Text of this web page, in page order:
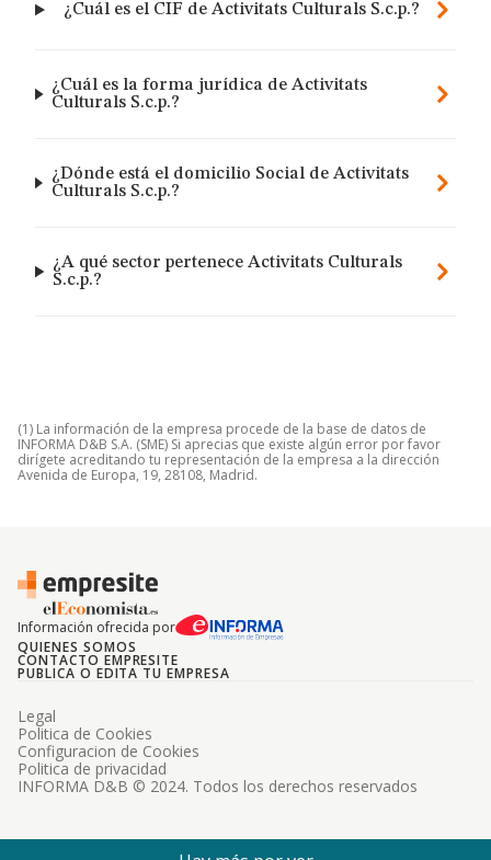
¿Cuál es el CIF de Activitats Culturals S.c.p.?
¿Cuál es la forma jurídica de Activitats
Culturals S.c.p.?
¿Dónde está el domicilio Social de Activitats
Culturals S.c.p.?
¿A qué sector pertenece Activitats Culturals
S.c.p.?
(1) La información de la empresa procede de la base de datos de
INFORMA D&B S.A. (SME) Si aprecias que existe algún error por favor
dirígete acreditando tu representación de la empresa a la dirección
Avenida de Europa, 19, 28108, Madrid.
Información ofrecida por
QUIENES SOMOS
CONTACTO EMPRESITE
PUBLICA O EDITA TU EMPRESA
INFORMA D&B © 2024. Todos los derechos reservados
Legal
Politica de Cookies
Configuracion de Cookies
Politica de privacidad